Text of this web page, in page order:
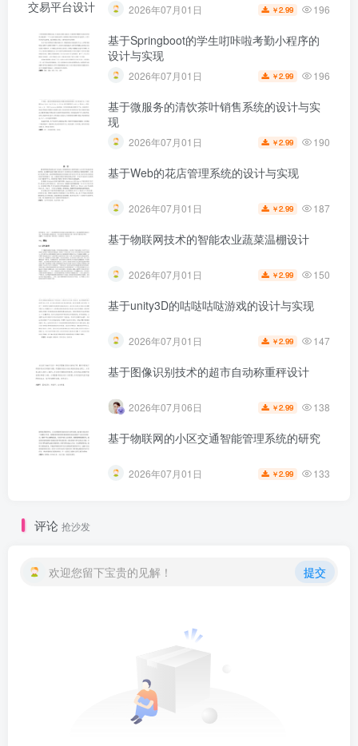
2026年07月01日 ￥2.99 196
基于Springboot的学生咑咔啦考勤小程序的
设计与实现
2026年07月01日 ￥2.99 196
基于微服务的清饮茶叶销售系统的设计与实
现
2026年07月01日 ￥2.99 190
基于Web的花店管理系统的设计与实现
2026年07月01日 ￥2.99 187
基于物联网技术的智能农业蔬菜温棚设计
2026年07月01日 ￥2.99 150
基于unity3D的咕哒咕哒游戏的设计与实现
2026年07月01日 ￥2.99 147
基于图像识别技术的超市自动称重秤设计
2026年07月06日 ￥2.99 138
基于物联网的小区交通智能管理系统的研究
2026年07月01日 ￥2.99 133
评论 抢沙发
欢迎您留下宝贵的见解！ 提交